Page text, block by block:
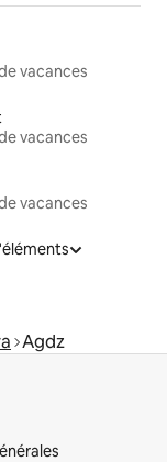
vacances
vacances
vacances
Agdz